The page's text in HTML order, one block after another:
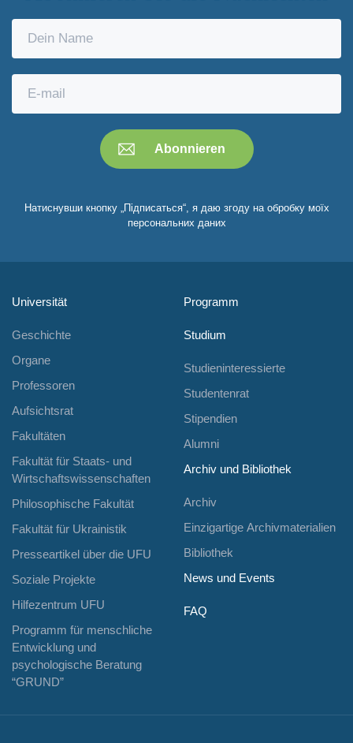
Натиснувши кнопку „Підписаться“, я даю згоду на обробку моїх
персональних даних
Universität
Geschichte
Organe
Professoren
Aufsichtsrat
Fakultäten
Fakultät für Staats- und
Wirtschaftswissenschaften
Philosophische Fakultät
Fakultät für Ukrainistik
Presseartikel über die UFU
Soziale Projekte
Hilfezentrum UFU
Programm für menschliche
Entwicklung und
psychologische Beratung
“GRUND”
Programm
Studium
Studieninteressierte
Studentenrat
Stipendien
Alumni
Archiv und Bibliothek
Archiv
Einzigartige Archivmaterialien
Bibliothek
News und Events
FAQ